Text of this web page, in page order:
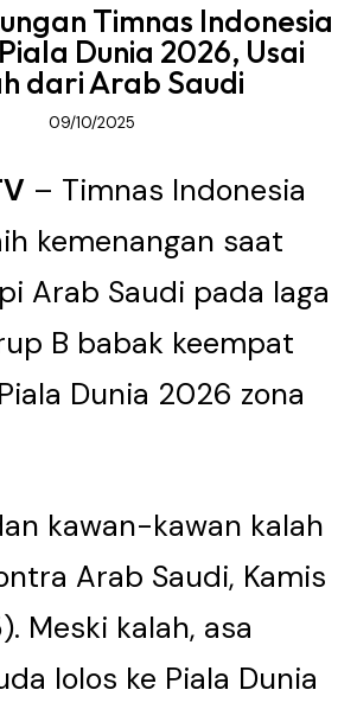
Timnas Indonesia
Dunia 2026, Usai
dari Arab Saudi
09/10/2025
– Timnas Indonesia
kemenangan saat
Arab Saudi pada laga
B babak keempat
Dunia 2026 zona
kawan-kawan kalah
Arab Saudi, Kamis
Meski kalah, asa
lolos ke Piala Dunia